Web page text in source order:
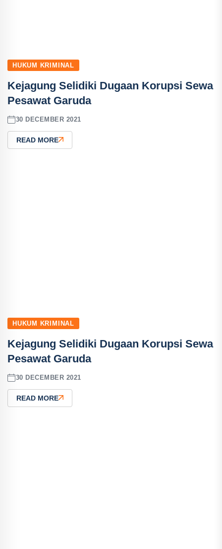
HUKUM KRIMINAL
Kejagung Selidiki Dugaan Korupsi Sewa
Pesawat Garuda
30 DECEMBER 2021
READ MORE
HUKUM KRIMINAL
Kejagung Selidiki Dugaan Korupsi Sewa
Pesawat Garuda
30 DECEMBER 2021
READ MORE